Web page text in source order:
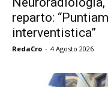
reparto:
interventistica”
RedaCro - 4 Agosto 2026